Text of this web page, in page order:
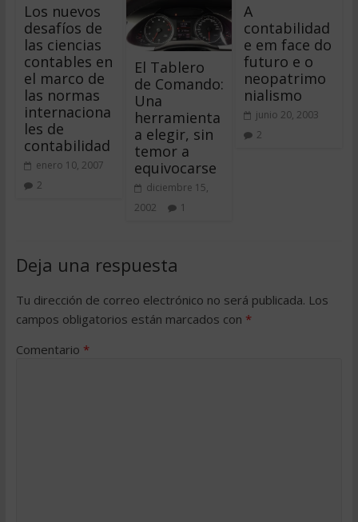
Los nuevos
desafíos de
las ciencias
contables en
el marco de
las normas
internaciona
les de
contabilidad
enero 10, 2007
2
El Tablero
de Comando:
Una
herramienta
a elegir, sin
temor a
equivocarse
diciembre 15,
2002
1
A
contabilidad
e em face do
futuro e o
neopatrimo
nialismo
junio 20, 2003
2
Deja una respuesta
Tu dirección de correo electrónico no será publicada. Los
campos obligatorios están marcados con *
Comentario *